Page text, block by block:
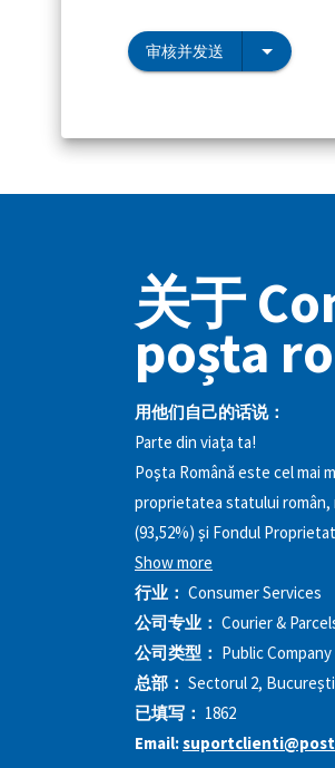
审核并发送
关于
poșta
用他们自己的话说：
Parte din viața ta!
Poşta Română este cel mai
proprietatea statului
(93,52%) şi Fondul
Show more
行业： Consumer Services
公司专业： Courier &
公司类型： Public Company
总部： Sectorul 2, Bucureşti
已填写： 1862
Email: